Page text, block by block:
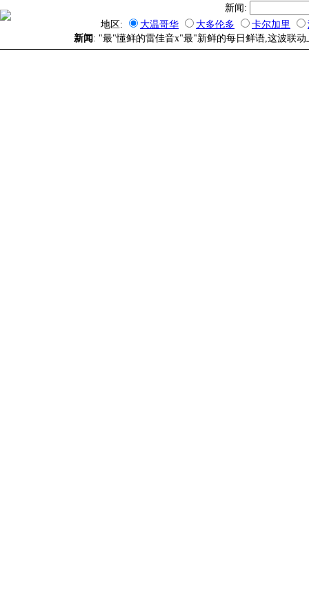
新闻:
地区:
大温哥华 大多伦多 卡尔加里
新闻 : "最"懂鲜的雷佳音x"最"新鲜的每日鲜语,这波联